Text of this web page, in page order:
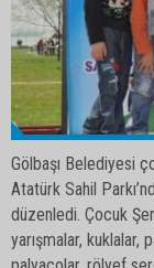
Gölbaşı Belediyesi
Atatürk Sahil
düzenledi. Çocuk
yarışmalar,
palyaçolar, rölyef